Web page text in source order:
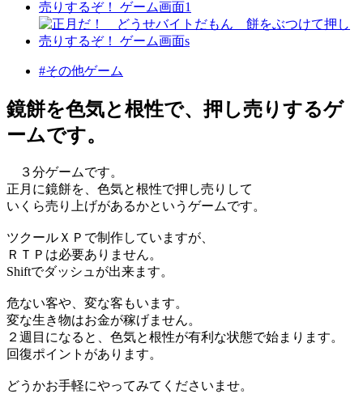
#その他ゲーム
鏡餅を色気と根性で、押し売りするゲ
ームです。
３分ゲームです。
正月に鏡餅を、色気と根性で押し売りして
いくら売り上げがあるかというゲームです。
ツクールＸＰで制作していますが、
ＲＴＰは必要ありません。
Shiftでダッシュが出来ます。
危ない客や、変な客もいます。
変な生き物はお金が稼げません。
２週目になると、色気と根性が有利な状態で始まります。
回復ポイントがあります。
どうかお手軽にやってみてくださいませ。